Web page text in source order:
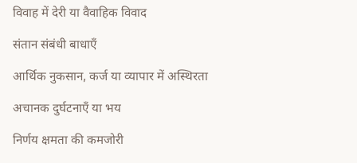
विवाह में देरी या वैवाहिक विवाद
संतान संबंधी बाधाएँ
आर्थिक नुकसान, कर्ज या व्यापार में अस्थिरता
अचानक दुर्घटनाएँ या भय
निर्णय क्षमता की कमजोरी